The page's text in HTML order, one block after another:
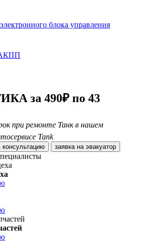
блока управления
АКПП
за 490₽ по 43
при ремонте Танк в нашем
Tank
консультацию заявка на эвакуатор